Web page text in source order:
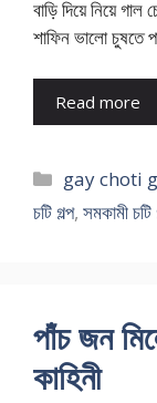
বাড়ি দিয়ে নিয়ে গাল
শাফিন ভালো
Read more
Categories
gay choti
চটি গল্প, সমকামী চটি
পাঁচ জন
কাহিনী